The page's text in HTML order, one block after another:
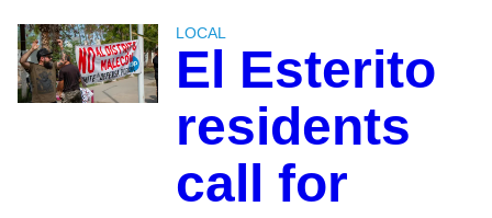
LOCAL
El Esterito
residents
call for